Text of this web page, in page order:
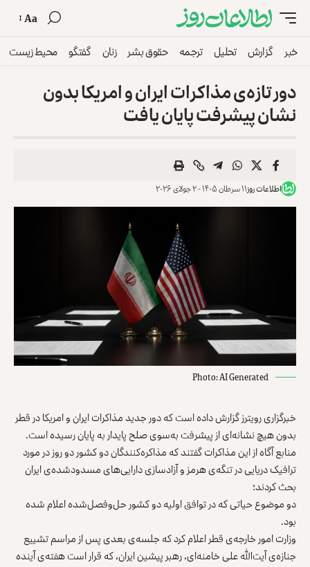
Aa
خبر گزارش تحلیل ترجمه حقوق بشر زنان گفتگو محیط زیست
دور تازه‌ی مذاکرات ایران و امریکا بدون
نشان پیشرفت پایان یافت
اطلاعات روز۱۱ سرطان ۱۴۰۵ - ۲ جولای ۲۰۲۶
Photo: AI Generated
خبرگزاری رویترز گزارش داده است که دور جدید مذاکرات ایران و امریکا در قطر
بدون هیچ نشانه‌ای از پیشرفت به‌سوی صلح پایدار به پایان رسیده است.
منابع آگاه از این مذاکرات گفتند که مذاکره‌کنندگان دو کشور دو روز در مورد
ترافیک دریایی در تنگه‌ی هرمز و آزادسازی دارایی‌های مسدودشده‌ی ایران
بحث کردند؛
دو موضوع حیاتی که در توافق اولیه دو کشور حل‌وفصل‌شده اعلام شده
بود.
وزارت امور خارجه‌ی قطر اعلام کرد که جلسه‌ی بعدی پس از مراسم تشییع
جنازه‌ی آیت‌الله علی خامنه‌ای، رهبر پیشین ایران، که قرار است هفته‌ی آینده